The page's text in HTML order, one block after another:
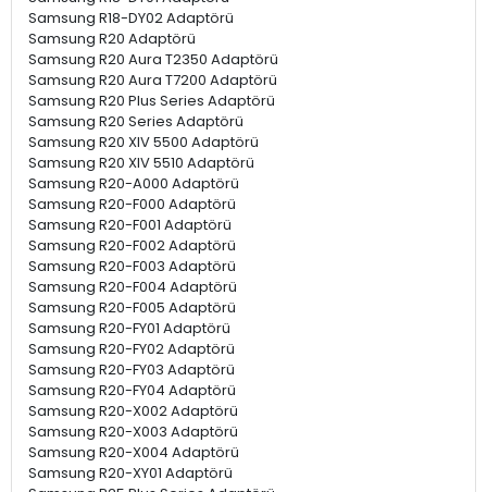
Samsung R18-DY02 Adaptörü
Samsung R20 Adaptörü
Samsung R20 Aura T2350 Adaptörü
Samsung R20 Aura T7200 Adaptörü
Samsung R20 Plus Series Adaptörü
Samsung R20 Series Adaptörü
Samsung R20 XIV 5500 Adaptörü
Samsung R20 XIV 5510 Adaptörü
Samsung R20-A000 Adaptörü
Samsung R20-F000 Adaptörü
Samsung R20-F001 Adaptörü
Samsung R20-F002 Adaptörü
Samsung R20-F003 Adaptörü
Samsung R20-F004 Adaptörü
Samsung R20-F005 Adaptörü
Samsung R20-FY01 Adaptörü
Samsung R20-FY02 Adaptörü
Samsung R20-FY03 Adaptörü
Samsung R20-FY04 Adaptörü
Samsung R20-X002 Adaptörü
Samsung R20-X003 Adaptörü
Samsung R20-X004 Adaptörü
Samsung R20-XY01 Adaptörü